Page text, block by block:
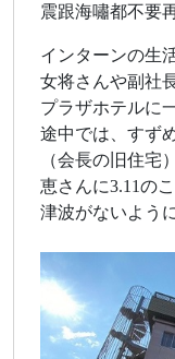
震跟海嘯都不要
インターンの生
女将さんや副社
プラザホテルに
途中では、すず
（会長の旧住宅
恵さんに3.11の
津波がないよう